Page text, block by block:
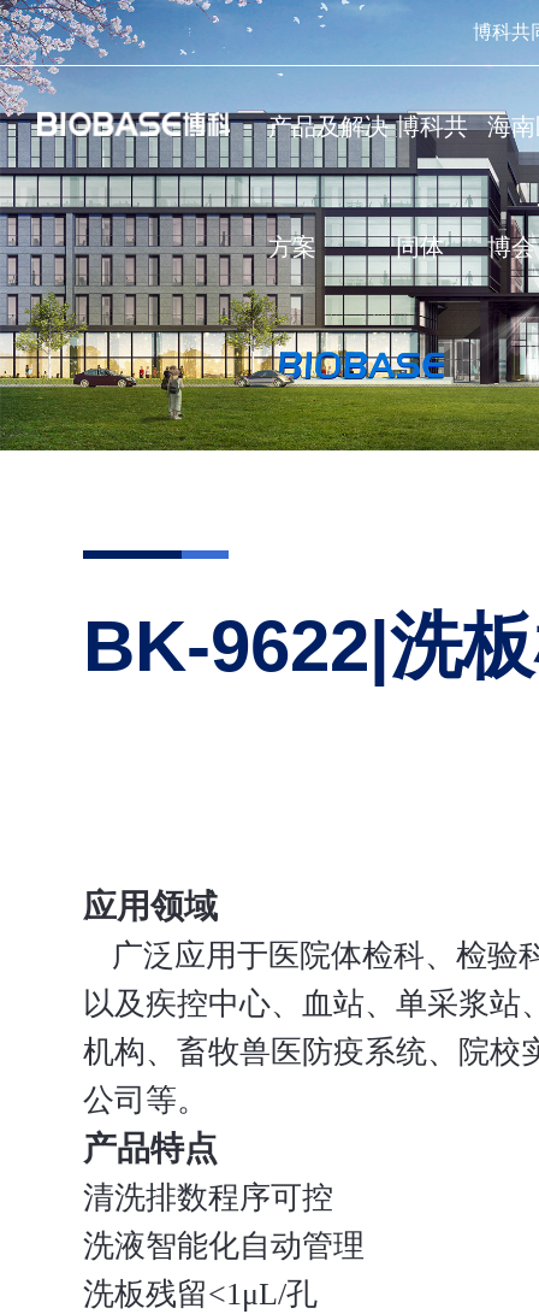
博科共
产品及解决
方案
博科共
同体
海
博会
BK-9622|洗
应用领域
广泛应用于医院体检科、检验
以及疾控中心、血站、单采浆站
机构、畜牧兽医防疫系统、院校
公司等。
产品特点
清洗排数程序可控
洗液智能化自动管理
洗板残留<1μL/孔